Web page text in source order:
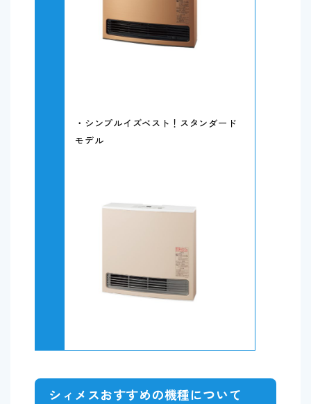
・シンプルイズベスト！スタンダード
モデル
シィメスおすすめの機種について